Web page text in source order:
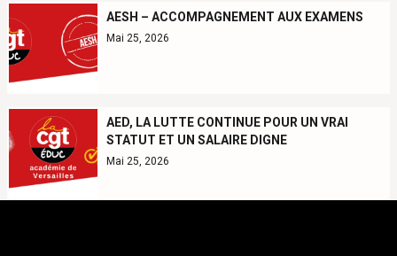
AESH – ACCOMPAGNEMENT AUX EXAMENS
Mai 25, 2026
AED, LA LUTTE CONTINUE POUR UN VRAI
STATUT ET UN SALAIRE DIGNE
Mai 25, 2026